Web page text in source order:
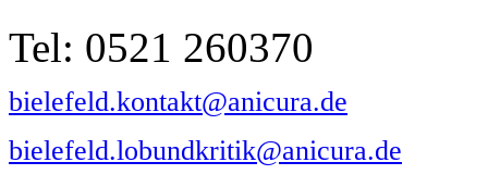
Tel: 0521 260370
bielefeld.kontakt@anicura.de
bielefeld.lobundkritik@anicura.de